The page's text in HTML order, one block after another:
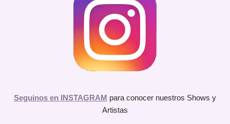
Seguinos en INSTAGRAM para conocer nuestros Shows y
Artistas